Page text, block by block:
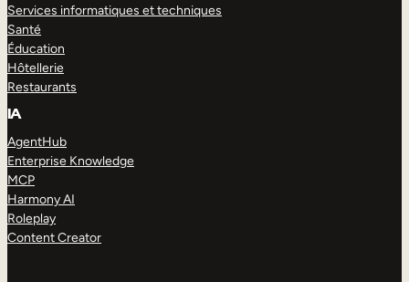
Services informatiques et techniques
Santé
Éducation
Hôtellerie
Restaurants
IA
AgentHub
Enterprise Knowledge
MCP
Harmony AI
Roleplay
Content Creator